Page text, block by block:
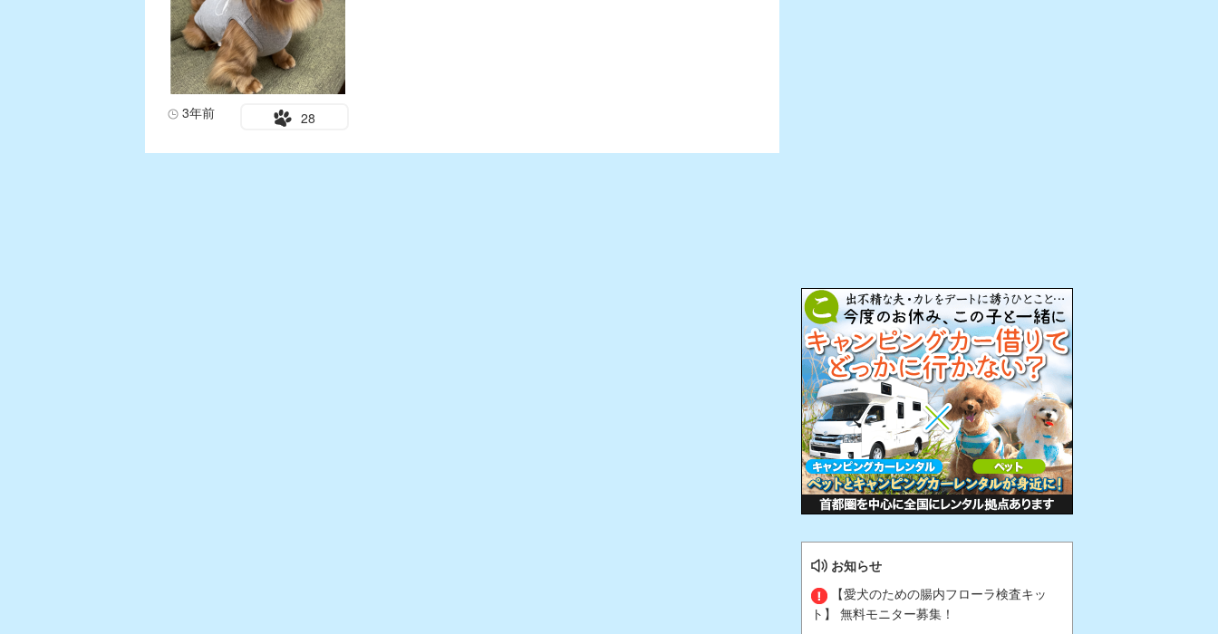
3年前 28
お知らせ
【愛犬のための腸内フローラ検査キッ
ト】 無料モニター募集！